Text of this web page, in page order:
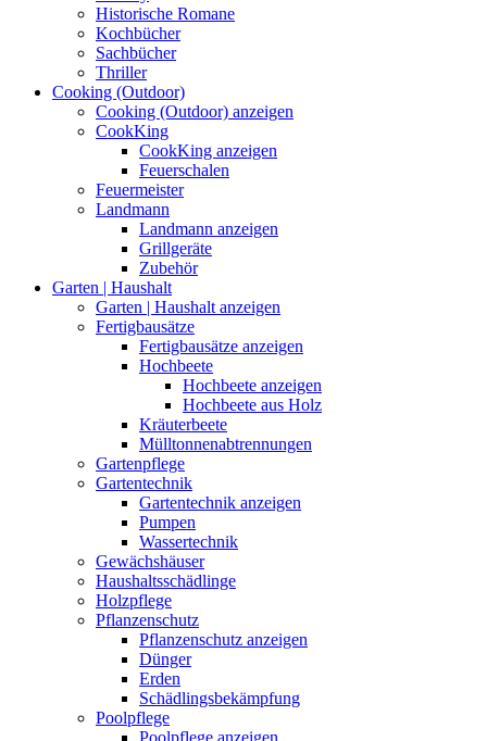
Historische Romane
Kochbücher
Sachbücher
Thriller
Cooking (Outdoor)
Cooking (Outdoor) anzeigen
CookKing
CookKing anzeigen
Feuerschalen
Feuermeister
Landmann
Landmann anzeigen
Grillgeräte
Zubehör
Garten | Haushalt
Garten | Haushalt anzeigen
Fertigbausätze
Fertigbausätze anzeigen
Hochbeete
Hochbeete anzeigen
Hochbeete aus Holz
Kräuterbeete
Mülltonnenabtrennungen
Gartenpflege
Gartentechnik
Gartentechnik anzeigen
Pumpen
Wassertechnik
Gewächshäuser
Haushaltsschädlinge
Holzpflege
Pflanzenschutz
Pflanzenschutz anzeigen
Dünger
Erden
Schädlingsbekämpfung
Poolpflege
Poolpflege anzeigen